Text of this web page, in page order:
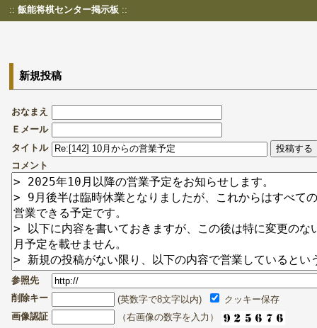
:: 飯能将棋センター掲示板::
新規投稿
おなまえ
Ｅメール
タイトル
コメント
参照先
削除キー
(英数字で8文字以内)
クッキー保存
画像認証
（右画像の数字を入力）